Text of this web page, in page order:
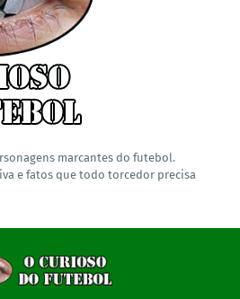
marcantes do futebol.
e fatos que todo torcedor precisa